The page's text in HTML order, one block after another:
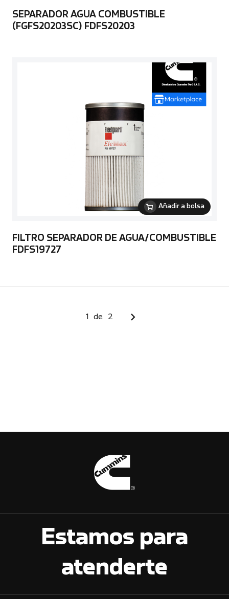
SEPARADOR AGUA COMBUSTIBLE
(FGFS20203SC) FDFS20203
Añadir a bolsa
FILTRO SEPARADOR DE AGUA/COMBUSTIBLE
FDFS19727
1 de 2
Estamos para
atenderte